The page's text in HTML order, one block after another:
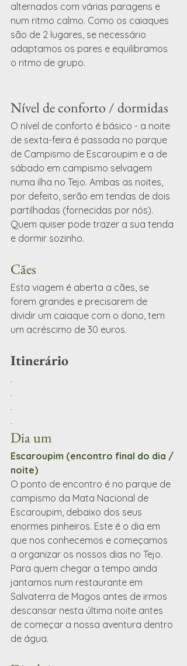
alternados com várias paragens e
num ritmo calmo. Como os caiaques
são de 2 lugares, se necessário
adaptamos os pares e equilibramos
o ritmo de grupo.
Nível de conforto / dormidas
O nível de conforto é básico - a noite
de sexta-feira é passada no parque
de Campismo de Escaroupim e a de
sábado em campismo selvagem
numa ilha no Tejo. Ambas as noites,
por defeito, serão em tendas de dois
partilhadas (fornecidas por nós).
Quem quiser pode trazer a sua tenda
e dormir sozinho.
Cães
Esta viagem é aberta a cães, se
forem grandes e precisarem de
dividir um caiaque com o dono, tem
um acréscimo de 30 euros.
Itinerário
.
.
.
.
Dia um
Escaroupim (encontro final do dia /
noite)
O ponto de encontro é no parque de
campismo da Mata Nacional de
Escaroupim, debaixo dos seus
enormes pinheiros. Este é o dia em
que nos conhecemos e começamos
a organizar os nossos dias no Tejo.
Para quem chegar a tempo ainda
jantamos num restaurante em
Salvaterra de Magos antes de irmos
descansar nesta última noite antes
de começar a nossa aventura dentro
de água.